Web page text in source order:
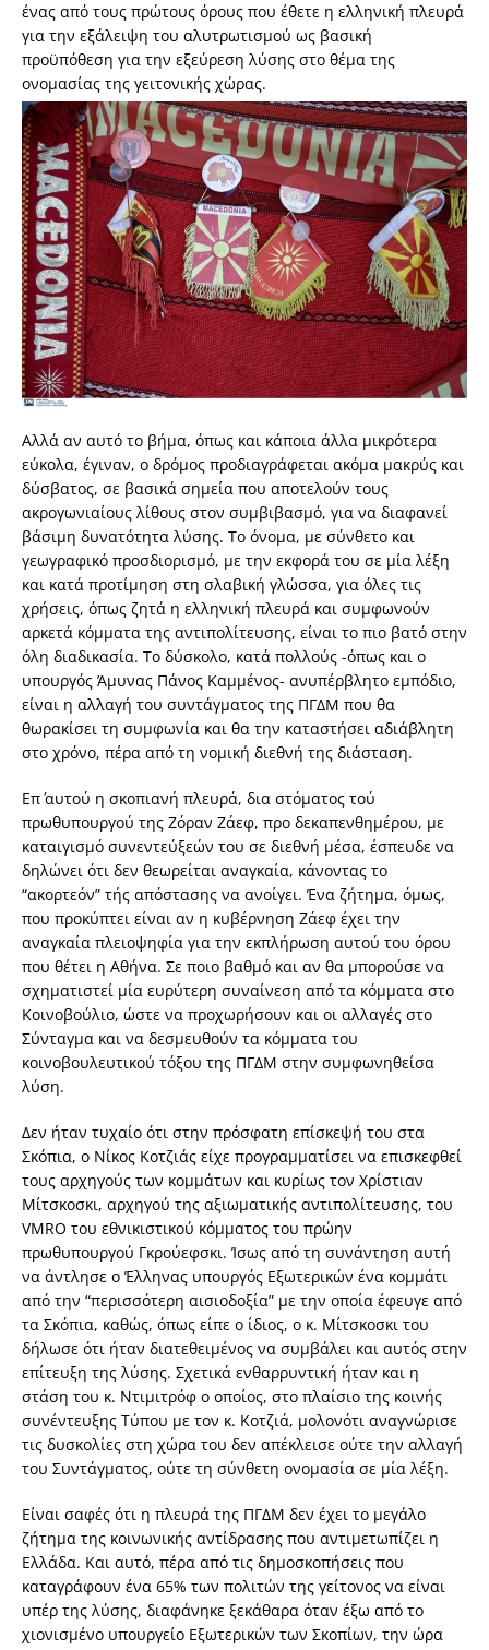
ένας από τους πρώτους όρους που έθετε η ελληνική πλευρά
για την εξάλειψη του αλυτρωτισμού ως βασική
προϋπόθεση για την εξεύρεση λύσης στο θέμα της
ονομασίας της γειτονικής χώρας.
Αλλά αν αυτό το βήμα, όπως και κάποια άλλα μικρότερα
εύκολα, έγιναν, ο δρόμος προδιαγράφεται ακόμα μακρύς και
δύσβατος, σε βασικά σημεία που αποτελούν τους
ακρογωνιαίους λίθους στον συμβιβασμό, για να διαφανεί
βάσιμη δυνατότητα λύσης. Το όνομα, με σύνθετο και
γεωγραφικό προσδιορισμό, με την εκφορά του σε μία λέξη
και κατά προτίμηση στη σλαβική γλώσσα, για όλες τις
χρήσεις, όπως ζητά η ελληνική πλευρά και συμφωνούν
αρκετά κόμματα της αντιπολίτευσης, είναι το πιο βατό στην
όλη διαδικασία. Το δύσκολο, κατά πολλούς -όπως και ο
υπουργός Άμυνας Πάνος Καμμένος- ανυπέρβλητο εμπόδιο,
είναι η αλλαγή του συντάγματος της ΠΓΔΜ που θα
θωρακίσει τη συμφωνία και θα την καταστήσει αδιάβλητη
στο χρόνο, πέρα από τη νομική διεθνή της διάσταση.
Επ΄ αυτού η σκοπιανή πλευρά, δια στόματος τού
πρωθυπουργού της Ζόραν Ζάεφ, προ δεκαπενθημέρου, με
καταιγισμό συνεντεύξεών του σε διεθνή μέσα, έσπευδε να
δηλώνει ότι δεν θεωρείται αναγκαία, κάνοντας το
“ακορτεόν” τής απόστασης να ανοίγει. Ένα ζήτημα, όμως,
που προκύπτει είναι αν η κυβέρνηση Ζάεφ έχει την
αναγκαία πλειοψηφία για την εκπλήρωση αυτού του όρου
που θέτει η Αθήνα. Σε ποιο βαθμό και αν θα μπορούσε να
σχηματιστεί μία ευρύτερη συναίνεση από τα κόμματα στο
Κοινοβούλιο, ώστε να προχωρήσουν και οι αλλαγές στο
Σύνταγμα και να δεσμευθούν τα κόμματα του
κοινοβουλευτικού τόξου της ΠΓΔΜ στην συμφωνηθείσα
λύση.
Δεν ήταν τυχαίο ότι στην πρόσφατη επίσκεψή του στα
Σκόπια, ο Νίκος Κοτζιάς είχε προγραμματίσει να επισκεφθεί
τους αρχηγούς των κομμάτων και κυρίως τον Χρίστιαν
Μίτσκοσκι, αρχηγού της αξιωματικής αντιπολίτευσης, του
VMRO του εθνικιστικού κόμματος του πρώην
πρωθυπουργού Γκρούεφσκι. Ίσως από τη συνάντηση αυτή
να άντλησε ο Έλληνας υπουργός Εξωτερικών ένα κομμάτι
από την “περισσότερη αισιοδοξία” με την οποία έφευγε από
τα Σκόπια, καθώς, όπως είπε ο ίδιος, ο κ. Μίτσκοσκι του
δήλωσε ότι ήταν διατεθειμένος να συμβάλει και αυτός στην
επίτευξη της λύσης. Σχετικά ενθαρρυντική ήταν και η
στάση του κ. Ντιμιτρόφ ο οποίος, στο πλαίσιο της κοινής
συνέντευξης Τύπου με τον κ. Κοτζιά, μολονότι αναγνώρισε
τις δυσκολίες στη χώρα του δεν απέκλεισε ούτε την αλλαγή
του Συντάγματος, ούτε τη σύνθετη ονομασία σε μία λέξη.
Είναι σαφές ότι η πλευρά της ΠΓΔΜ δεν έχει το μεγάλο
ζήτημα της κοινωνικής αντίδρασης που αντιμετωπίζει η
Ελλάδα. Και αυτό, πέρα από τις δημοσκοπήσεις που
καταγράφουν ένα 65% των πολιτών της γείτονος να είναι
υπέρ της λύσης, διαφάνηκε ξεκάθαρα όταν έξω από το
χιονισμένο υπουργείο Εξωτερικών των Σκοπίων, την ώρα